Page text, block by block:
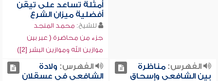
أمثلة تساعد على تيقن
أفضلية ميزان الشرع
للشيخ: محمد المنجد
جزء من محاضرة ( عبر بين
موازين الله وموازين البشر [2])
الفهرس:مناظرة
بين الشافعي وإسحاق
الفهرس: ولادة
الشافعي في عسقلان